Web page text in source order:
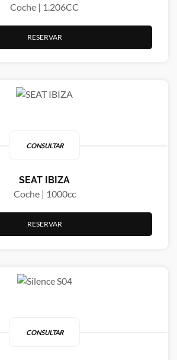
Coche | 1.206CC
RESERVAR
CONSULTAR
SEAT IBIZA
Coche | 1000cc
RESERVAR
CONSULTAR